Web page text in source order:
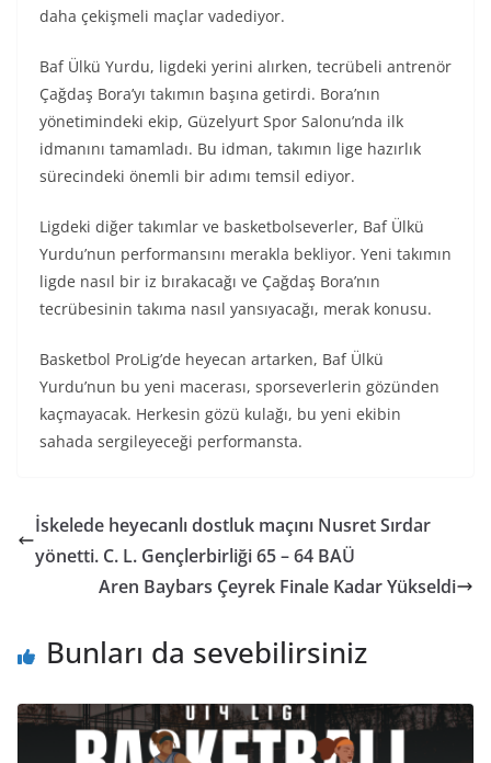
daha çekişmeli maçlar vadediyor.
Baf Ülkü Yurdu, ligdeki yerini alırken, tecrübeli antrenör
Çağdaş Bora’yı takımın başına getirdi. Bora’nın
yönetimindeki ekip, Güzelyurt Spor Salonu’nda ilk
idmanını tamamladı. Bu idman, takımın lige hazırlık
sürecindeki önemli bir adımı temsil ediyor.
Ligdeki diğer takımlar ve basketbolseverler, Baf Ülkü
Yurdu’nun performansını merakla bekliyor. Yeni takımın
ligde nasıl bir iz bırakacağı ve Çağdaş Bora’nın
tecrübesinin takıma nasıl yansıyacağı, merak konusu.
Basketbol ProLig’de heyecan artarken, Baf Ülkü
Yurdu’nun bu yeni macerası, sporseverlerin gözünden
kaçmayacak. Herkesin gözü kulağı, bu yeni ekibin
sahada sergileyeceği performansta.
İskelede heyecanlı dostluk maçını Nusret Sırdar
yönetti. C. L. Gençlerbirliği 65 – 64 BAÜ
Aren Baybars Çeyrek Finale Kadar Yükseldi
Bunları da sevebilirsiniz